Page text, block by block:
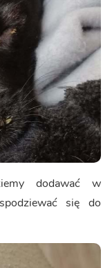
dodawać w
się do